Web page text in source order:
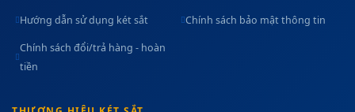
Hướng dẫn sử dụng két sắt Chính sách bảo mật thông tin
Chính sách đổi/trả hàng - hoàn
tiền